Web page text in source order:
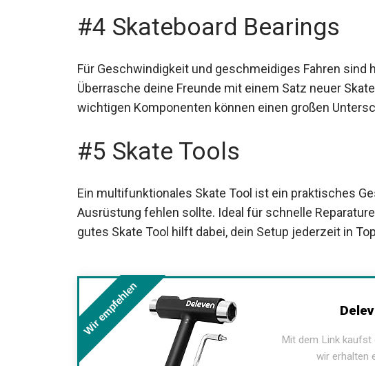
#4 Skateboard Bearings
Für Geschwindigkeit und geschmeidiges Fahren sind
Überrasche deine Freunde mit einem Satz neuer
Ein multifunktionales Skate Tool ist ein praktisches
Ausrüstung fehlen sollte. Ideal für schnelle
Wir empfehlen
Mit dem Link kaufst